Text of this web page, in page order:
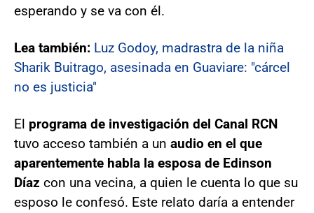
esperando y se va con él.
Lea también: Luz Godoy, madrastra de la niña
Sharik Buitrago, asesinada en Guaviare: "cárcel
no es justicia"
El programa de investigación del Canal RCN
tuvo acceso también a un audio en el que
aparentemente habla la esposa de Edinson
Díaz con una vecina, a quien le cuenta lo que su
esposo le confesó. Este relato daría a entender